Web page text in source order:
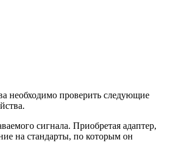
необходимо проверить следующие
сигнала. Приобретая адаптер,
на стандарты, по которым он